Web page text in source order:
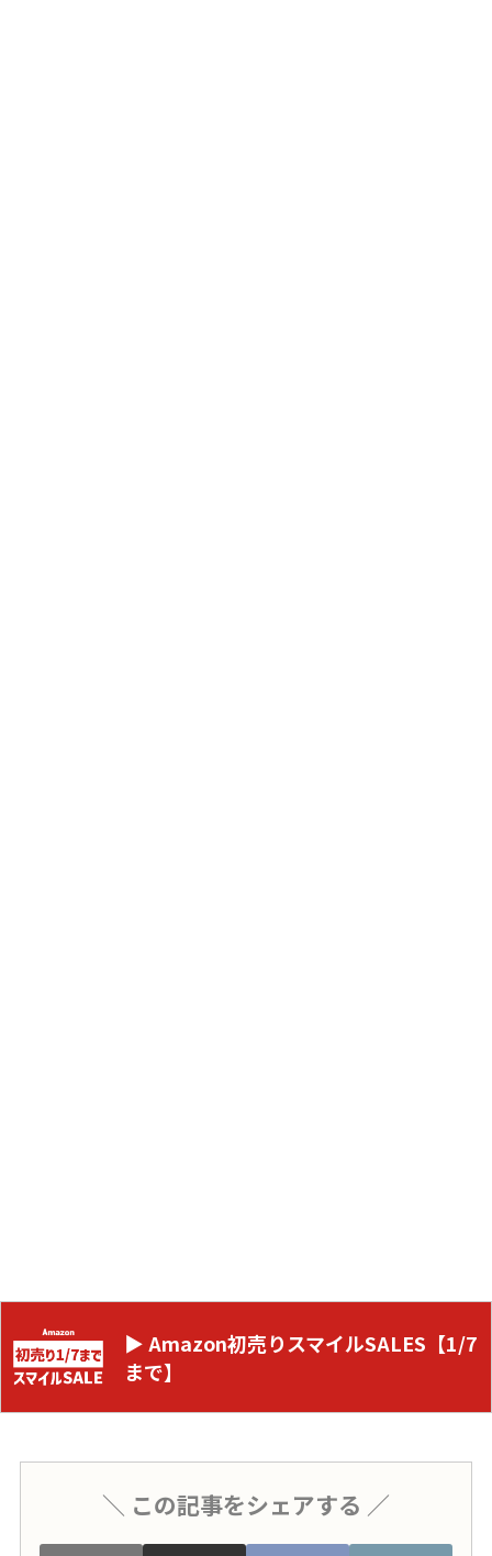
▶ Amazon初売りスマイルSALES【1/7
まで】
＼ この記事をシェアする ／